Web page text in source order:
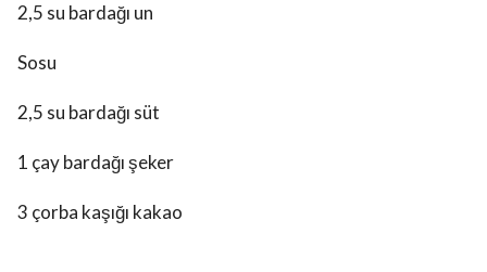
2,5 su bardağı un
Sosu
2,5 su bardağı süt
1 çay bardağı şeker
3 çorba kaşığı kakao